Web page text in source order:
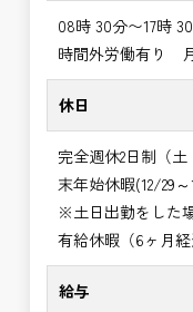
08時 30分〜17時
時間外労働有り
休日
完全週休2日制（
末年始休暇(12/29
※土日出勤をした
有給休暇（6ヶ月
給与